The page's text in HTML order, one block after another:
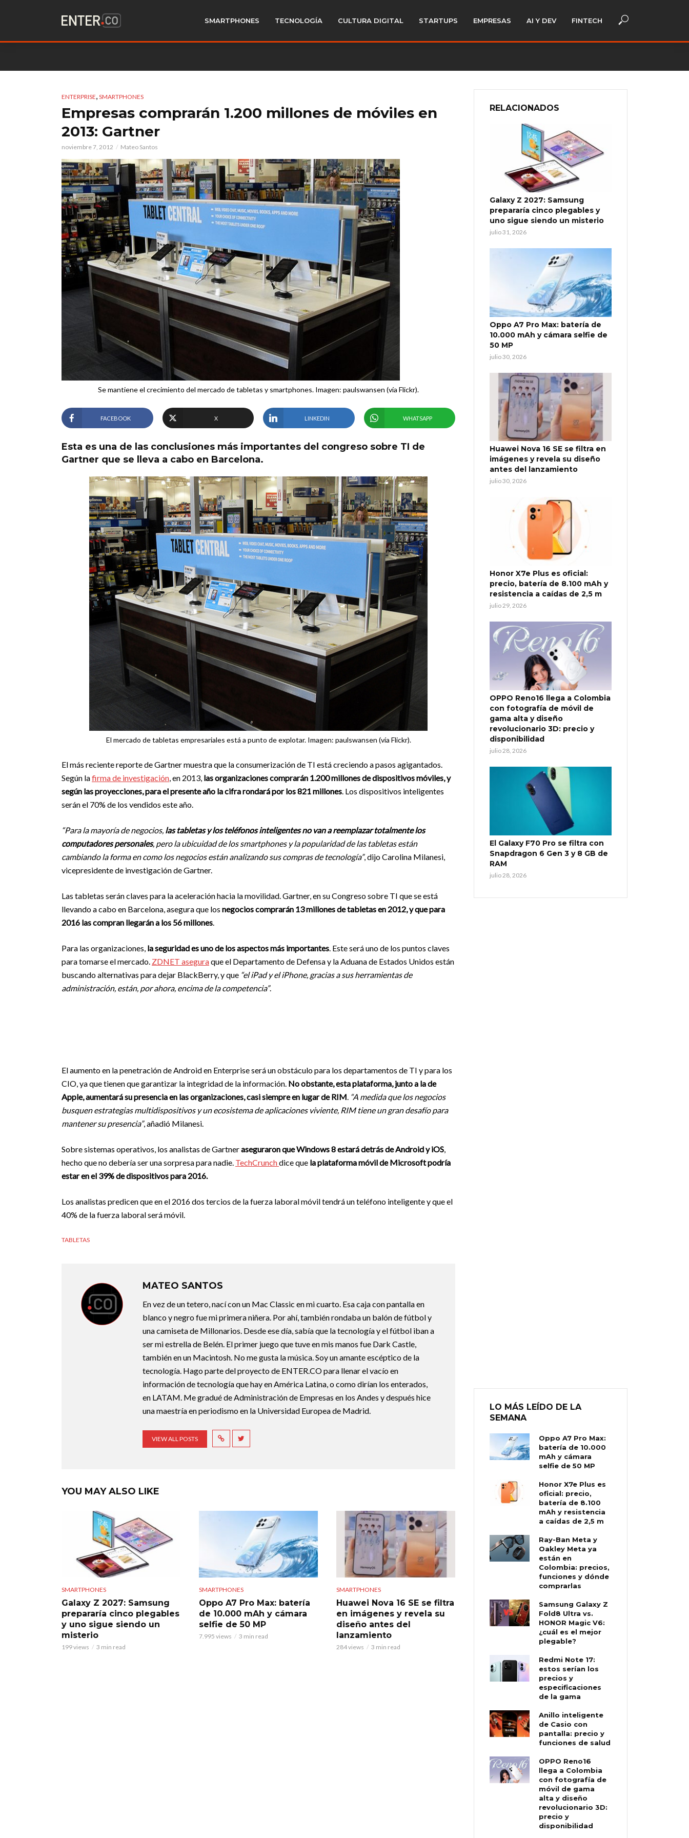
SMARTPHONES TECNOLOGÍA CULTURA DIGITAL STARTUPS EMPRESAS AI Y DEV FINTECH
ENTERPRISE, SMARTPHONES
Empresas comprarán 1.200 millones de móviles en
2013: Gartner
noviembre 7, 2012 Mateo Santos
Se mantiene el crecimiento del mercado de tabletas y smartphones. Imagen: paulswansen (vía Flickr).
FACEBOOK X LINKEDIN WHATSAPP
Esta es una de las conclusiones más importantes del congreso sobre TI de
Gartner que se lleva a cabo en Barcelona.
El mercado de tabletas empresariales está a punto de explotar. Imagen: paulswansen (vía Flickr).
El más reciente reporte de Gartner muestra que la consumerización de TI está creciendo a pasos agigantados.
Según lafirma de investigación, en 2013, las organizaciones comprarán 1.200 millones de dispositivos móviles, y
según las proyecciones, para el presente año la cifra rondará por los 821 millones. Los dispositivos inteligentes
serán el 70% de los vendidos este año.
“Para la mayoría de negocios, las tabletas y los teléfonos inteligentes no van a reemplazar totalmente los
computadores personales, pero la ubicuidad de los smartphones y la popularidad de las tabletas están
cambiando la forma en como los negocios están analizando sus compras de tecnología”, dijo Carolina Milanesi,
vicepresidente de investigación de Gartner.
Las tabletas serán claves para la aceleración hacia la movilidad. Gartner, en su Congreso sobre TI que se está
llevando a cabo en Barcelona, asegura que los negocios comprarán 13 millones de tabletas en 2012, y que para
2016 las compran llegarán a los 56 millones.
Para las organizaciones, la seguridad es uno de los aspectos más importantes. Este será uno de los puntos claves
para tomarse el mercado. ZDNET aseguraque el Departamento de Defensa y la Aduana de Estados Unidos están
buscando alternativas para dejar BlackBerry, y que “el iPad y el iPhone, gracias a sus herramientas de
administración, están, por ahora, encima de la competencia”.
El aumento en la penetración de Android en Enterprise será un obstáculo para los departamentos de TI y para los
CIO, ya que tienen que garantizar la integridad de la información. No obstante, esta plataforma, junto a la de
Apple, aumentará su presencia en las organizaciones, casi siempre en lugar de RIM. “A medida que los negocios
busquen estrategias multidispositivos y un ecosistema de aplicaciones viviente, RIM tiene un gran desafío para
mantener su presencia”, añadió Milanesi.
Sobre sistemas operativos, los analistas de Gartneraseguraron que Windows 8 estará detrás de Android y iOS,
hecho que no debería ser una sorpresa para nadie. TechCrunchdice que la plataforma móvil de Microsoft podría
estar en el 39% de dispositivos para 2016.
Los analistas predicen que en el 2016 dos tercios de la fuerza laboral móvil tendrá un teléfono inteligente y que el
40% de la fuerza laboral será móvil.
TABLETAS
MATEO SANTOS
En vez de un tetero, nací con un Mac Classic en mi cuarto. Esa caja con pantalla en
blanco y negro fue mi primera niñera. Por ahí, también rondaba un balón de fútbol y
una camiseta de Millonarios. Desde ese día, sabía que la tecnología y el fútbol iban a
ser mi estrella de Belén. El primer juego que tuve en mis manos fue Dark Castle,
también en un Macintosh. No me gusta la música. Soy un amante escéptico de la
tecnología. Hago parte del proyecto de ENTER.CO para llenar el vacío en
información de tecnología que hay en América Latina, o como dirían los enterados,
en LATAM. Me gradué de Administración de Empresas en los Andes y después hice
una maestría en periodismo en la Universidad Europea de Madrid.
VIEW ALL POSTS
YOU MAY ALSO LIKE
SMARTPHONES
Galaxy Z 2027: Samsung
prepararía cinco plegables
y uno sigue siendo un
misterio
199 views 3 min read
SMARTPHONES
Oppo A7 Pro Max: batería
de 10.000 mAh y cámara
selfie de 50 MP
7.995 views 3 min read
SMARTPHONES
Huawei Nova 16 SE se filtra
en imágenes y revela su
diseño antes del
lanzamiento
284 views 3 min read
RELACIONADOS
Galaxy Z 2027: Samsung
prepararía cinco plegables y
uno sigue siendo un misterio
julio 31, 2026
Oppo A7 Pro Max: batería de
10.000 mAh y cámara selfie de
50 MP
julio 30, 2026
Huawei Nova 16 SE se filtra en
imágenes y revela su diseño
antes del lanzamiento
julio 30, 2026
Honor X7e Plus es oficial:
precio, batería de 8.100 mAh y
resistencia a caídas de 2,5 m
julio 29, 2026
OPPO Reno16 llega a Colombia
con fotografía de móvil de
gama alta y diseño
revolucionario 3D: precio y
disponibilidad
julio 28, 2026
El Galaxy F70 Pro se filtra con
Snapdragon 6 Gen 3 y 8 GB de
RAM
julio 28, 2026
LO MÁS LEÍDO DE LA
SEMANA
Oppo A7 Pro Max:
batería de 10.000
mAh y cámara
selfie de 50 MP
Honor X7e Plus es
oficial: precio,
batería de 8.100
mAh y resistencia
a caídas de 2,5 m
Ray-Ban Meta y
Oakley Meta ya
están en
Colombia: precios,
funciones y dónde
comprarlas
Samsung Galaxy Z
Fold8 Ultra vs.
HONOR Magic V6:
¿cuál es el mejor
plegable?
Redmi Note 17:
estos serían los
precios y
especificaciones
de la gama
Anillo inteligente
de Casio con
pantalla: precio y
funciones de salud
OPPO Reno16
llega a Colombia
con fotografía de
móvil de gama
alta y diseño
revolucionario 3D:
precio y
disponibilidad